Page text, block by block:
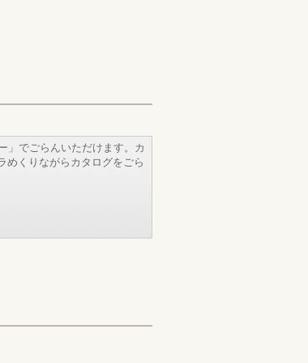
」でごらんいただけます。カ
めくりながらカタログをごら